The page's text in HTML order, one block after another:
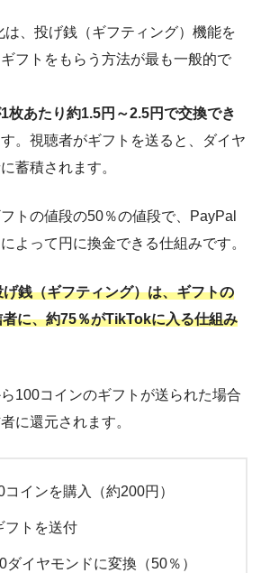
は、投げ銭（ギフティング）機能を
フトをもらう方法が最も一般的で
枚あたり約1.5円～2.5円で交換でき
す。視聴者がギフトを送ると、ダイヤ
蓄積されます。
トの値段の50％の値段で、PayPal
よって円に換金できる仕組みです。
銭（ギフティング）は、ギフトの
に、約75％がTikTokに入る仕組み
100コインのギフトが送られた場合
に還元されます。
インを購入（約200円）
フトを送付
ダイヤモンドに変換（50％）